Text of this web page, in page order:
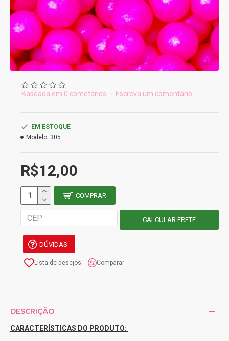
Baseada em 0 cometários. - Escreva um comentário
R$12,00
EM ESTOQUE
Modelo: 305
COMPRAR
DÚVIDAS
Lista de desejos Comparar
DESCRIÇÃO
CARACTERÍSTICAS DO PRODUTO: